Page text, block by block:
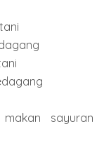
sayuran